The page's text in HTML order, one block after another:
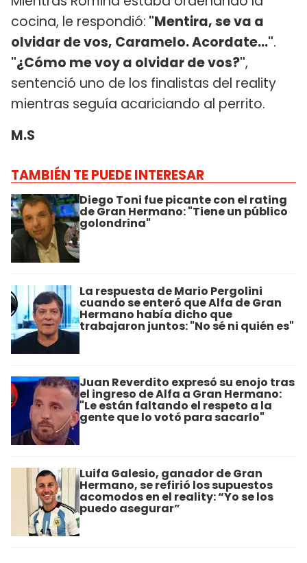
cocina, le respondió: "Mentira, se va a
olvidar de vos, Caramelo. Acordate...".
"¿Cómo me voy a olvidar de vos?",
sentenció uno de los finalistas del reality
mientras seguía acariciando al perrito.
M.S
TAMBIÉN TE PUEDE INTERESAR
Diego Toni fue picante con el rating
de Gran Hermano: "Tiene un público
golondrina"
La respuesta de Mario Pergolini
cuando se enteró que Alfa de Gran
Hermano había dicho que
trabajaron juntos: "No sé ni quién es"
Juan Reverdito expresó su enojo tras
el ingreso de Alfa a Gran Hermano:
"Le están faltando el respeto a la
gente que lo votó para sacarlo"
Luifa Galesio, ganador de Gran
Hermano, se refirió los supuestos
acomodos en el reality: “Yo se los
puedo asegurar”